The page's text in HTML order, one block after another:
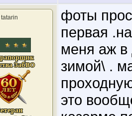
tatarin
фоты
первая
меня аж в
зимой\ .
это